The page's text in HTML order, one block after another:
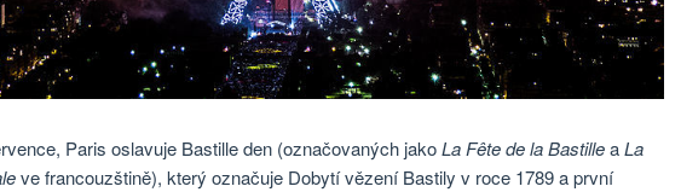
Paris oslavuje Bastille den (označovaných jakoLa Fête de la BastilleaLa
ve francouzštině), který označuje Dobytí vězení Bastily v roce 1789 a první